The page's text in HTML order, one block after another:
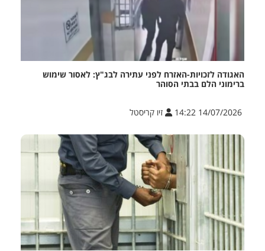
האגודה לזכויות-האזרח לפני עתירה לבג"ץ: לאסור שימוש
ברימוני הלם בבתי הסוהר
14/07/2026 14:22 זיו קריסטל